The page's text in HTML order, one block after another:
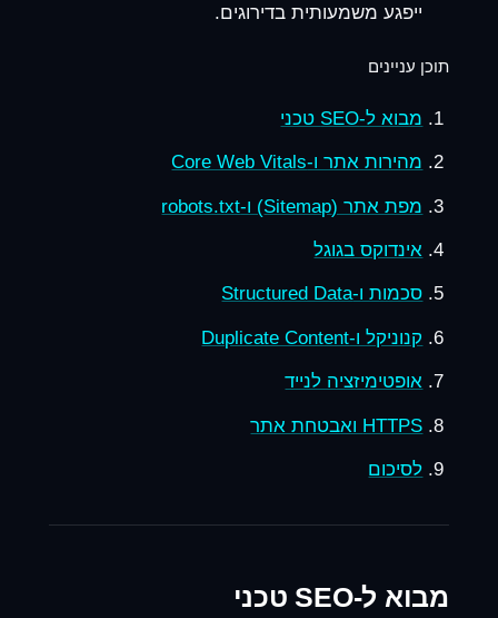
ייפגע משמעותית בדירוגים.
תוכן עניינים
מבוא ל-SEO טכני
מהירות אתר ו-Core Web Vitals
מפת אתר (Sitemap) ו-robots.txt
אינדוקס בגוגל
סכמות ו-Structured Data
קנוניקל ו-Duplicate Content
אופטימיזציה לנייד
HTTPS ואבטחת אתר
לסיכום
מבוא ל-SEO טכני